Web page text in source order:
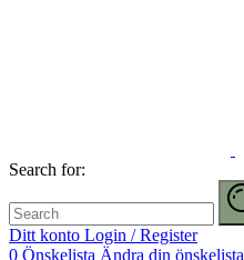
Search for:
Ditt konto Login / Register
0 Önskelista Ändra din önskelista